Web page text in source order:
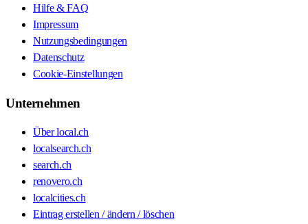
Hilfe & FAQ
Impressum
Nutzungsbedingungen
Datenschutz
Cookie-Einstellungen
Unternehmen
Über local.ch
localsearch.ch
search.ch
renovero.ch
localcities.ch
Eintrag erstellen / ändern / löschen